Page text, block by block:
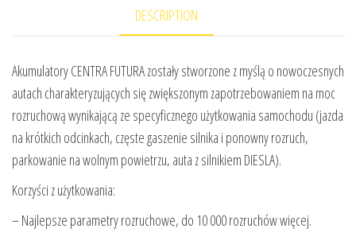
DESCRIPTION
Akumulatory CENTRA FUTURA zostały stworzone z myślą o nowoczesnych
autach charakteryzujących się zwiększonym zapotrzebowaniem na moc
rozruchową wynikającą ze specyficznego użytkowania samochodu (jazda
na krótkich odcinkach, częste gaszenie silnika i ponowny rozruch,
parkowanie na wolnym powietrzu, auta z silnikiem DIESLA).
Korzyści z użytkowania:
– Najlepsze parametry rozruchowe, do 10 000 rozruchów więcej.